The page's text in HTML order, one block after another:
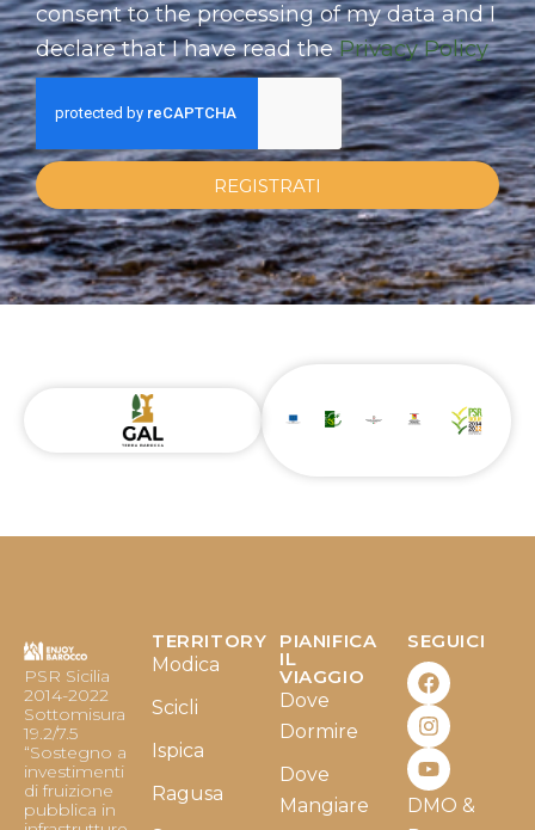
consent to the processing of my data and I
declare that I have read thePrivacy Policy
REGISTRATI
PSR Sicilia
2014-2022
Sottomisura
19.2/7.5
“Sostegno a
investimenti
di fruizione
pubblica in
TERRITORY
Modica
Scicli
Ispica
Ragusa
PIANIFICA
IL
VIAGGIO
Dove
Dormire
Dove
Mangiare
SEGUICI
F
a
c
e
b
o
o
k
I
n
s
t
a
g
r
a
Y
o
u
t
u
b
e
DMO &